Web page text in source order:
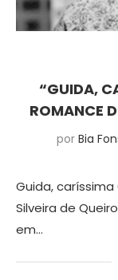
“GUIDA,
ROMANCE
por Bia
Guida,
Silveira de
em…